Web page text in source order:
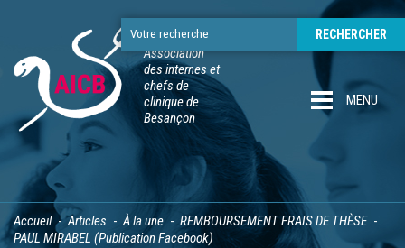
Association
des internes et
chefs de
clinique de
Besançon
MENU
Accueil Articles À la une
REMBOURSEMENT FRAIS DE THÈSE
PAUL MIRABEL (Publication Facebook)